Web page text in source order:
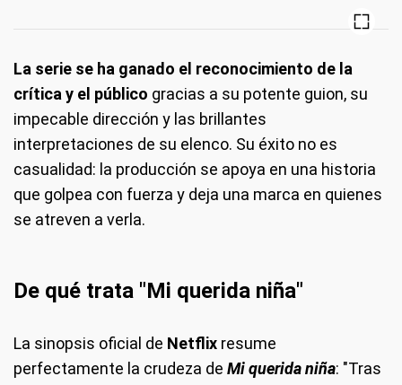
La serie se ha ganado el reconocimiento de la
crítica y el público gracias a su potente guion, su
impecable dirección y las brillantes
interpretaciones de su elenco. Su éxito no es
casualidad: la producción se apoya en una historia
que golpea con fuerza y deja una marca en quienes
se atreven a verla.
De qué trata "Mi querida niña"
La sinopsis oficial de Netflix resume
perfectamente la crudeza de Mi querida niña: "Tras